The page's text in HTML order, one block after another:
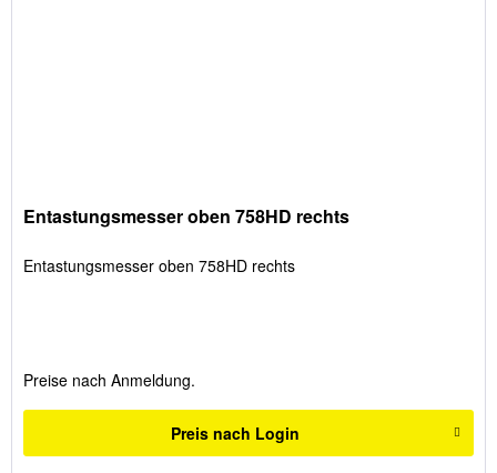
Entastungsmesser oben 758HD rechts
Entastungsmesser oben 758HD rechts
Preise nach Anmeldung.
Preis nach Login